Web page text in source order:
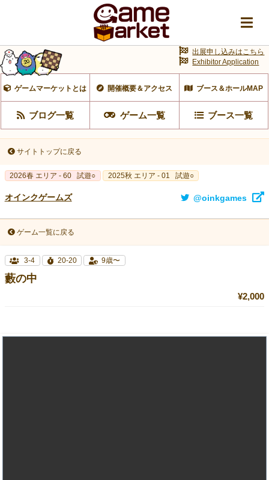
ゲームマーケットとは 開催概要＆アクセス ブース＆ホールMAP
ブログ一覧 ゲーム一覧 ブース一覧
出展申し込みはこちら
Exhibitor Application
サイトトップに戻る
2026春 エリア - 60 試遊○ 2025秋 エリア - 01 試遊○
オインクゲームズ @oinkgames
ゲーム一覧に戻る
3-4 20-20 9歳〜
藪の中
¥2,000